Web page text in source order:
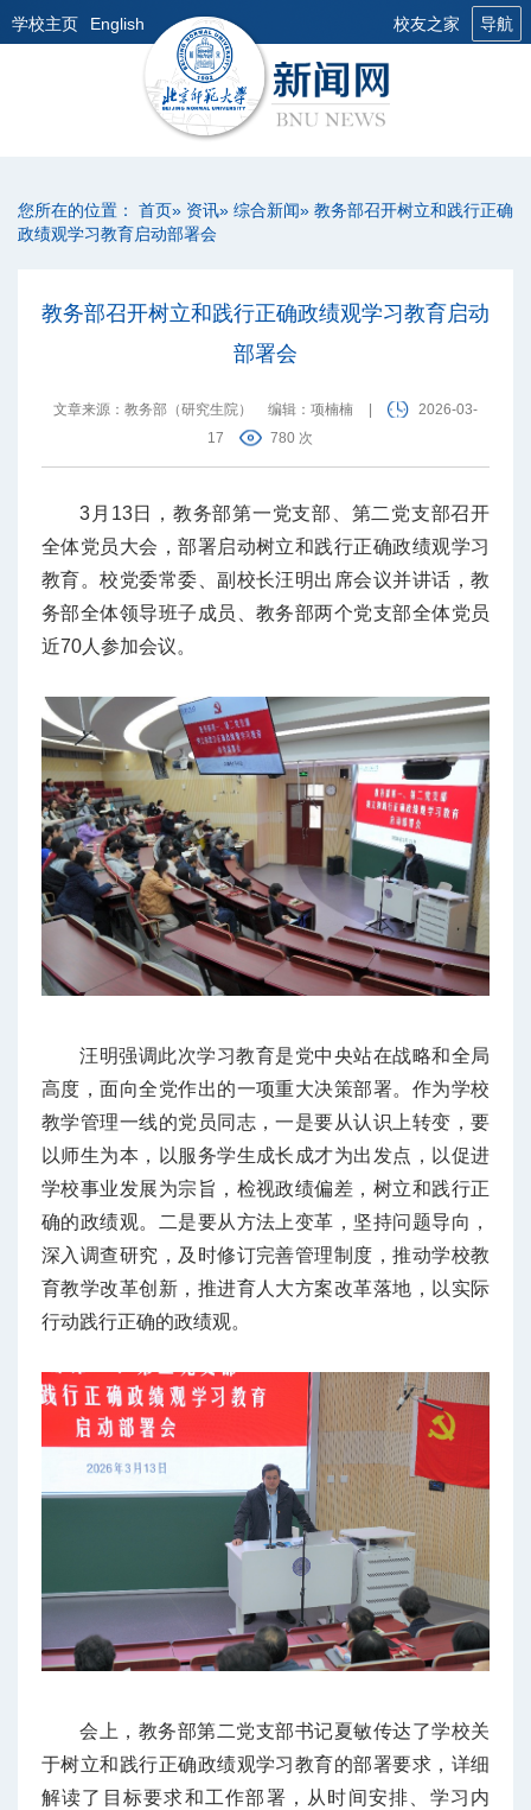
学校主页 English 校友之家 导航
您所在的位置： 首页» 资讯» 综合新闻» 教务部召开树立和践行正确
政绩观学习教育启动部署会
教务部召开树立和践行正确政绩观学习教育启动
部署会
文章来源：教务部（研究生院） 编辑：项楠楠
2026-03-
17
780 次
3月13日，教务部第一党支部、第二党支部召开
全体党员大会，部署启动树立和践行正确政绩观学习
教育。校党委常委、副校长汪明出席会议并讲话，教
务部全体领导班子成员、教务部两个党支部全体党员
近70人参加会议。
汪明强调此次学习教育是党中央站在战略和全局
高度，面向全党作出的一项重大决策部署。作为学校
教学管理一线的党员同志，一是要从认识上转变，要
以师生为本，以服务学生成长成才为出发点，以促进
学校事业发展为宗旨，检视政绩偏差，树立和践行正
确的政绩观。二是要从方法上变革，坚持问题导向，
深入调查研究，及时修订完善管理制度，推动学校教
育教学改革创新，推进育人大方案改革落地，以实际
行动践行正确的政绩观。
会上，教务部第二党支部书记夏敏传达了学校关
于树立和践行正确政绩观学习教育的部署要求，详细
解读了目标要求和工作部署，从时间安排、学习内